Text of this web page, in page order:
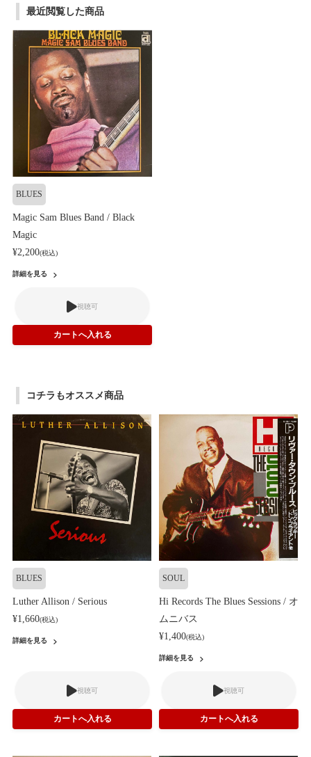
最近閲覧した商品
BLUES
Magic Sam Blues Band / Black
Magic
¥2,200(税込)
詳細を見る
視聴可
コチラもオススメ商品
BLUES
Luther Allison / Serious
¥1,660(税込)
詳細を見る
視聴可
SOUL
Hi Records The Blues Sessions / オ
ムニバス
¥1,400(税込)
詳細を見る
視聴可